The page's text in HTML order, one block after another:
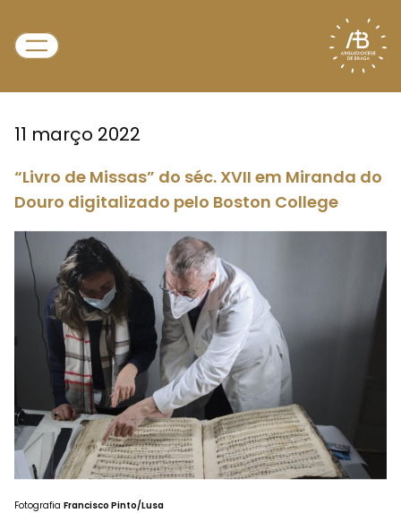
11 março 2022
“Livro de Missas” do séc. XVII em Miranda do
Douro digitalizado pelo Boston College
Fotografia Francisco Pinto/Lusa